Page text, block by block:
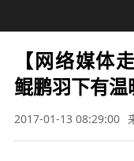
【网络媒体
鲲鹏羽下有温
2017-01-13 08:29:00